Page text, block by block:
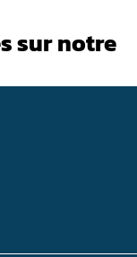
sur notre